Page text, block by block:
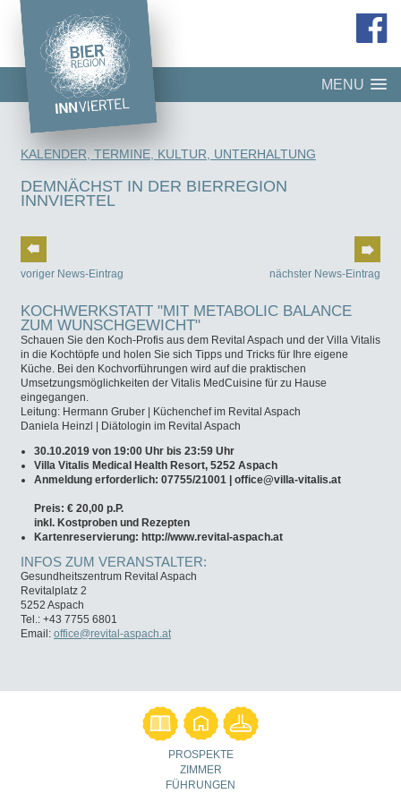
MENU
KALENDER, TERMINE, KULTUR, UNTERHALTUNG
DEMNÄCHST IN DER BIERREGION
INNVIERTEL
voriger News-Eintrag nächster News-Eintrag
KOCHWERKSTATT "MIT METABOLIC BALANCE
ZUM WUNSCHGEWICHT"
Schauen Sie den Koch-Profis aus dem Revital Aspach und der Villa Vitalis
in die Kochtöpfe und holen Sie sich Tipps und Tricks für Ihre eigene
Küche. Bei den Kochvorführungen wird auf die praktischen
Umsetzungsmöglichkeiten der Vitalis MedCuisine für zu Hause
eingegangen.
Leitung: Hermann Gruber | Küchenchef im Revital Aspach
Daniela Heinzl | Diätologin im Revital Aspach
30.10.2019 von 19:00 Uhr bis 23:59 Uhr
Villa Vitalis Medical Health Resort, 5252 Aspach
Anmeldung erforderlich: 07755/21001 | office@villa-vitalis.at
Preis: € 20,00 p.P.
inkl. Kostproben und Rezepten
Kartenreservierung: http://www.revital-aspach.at
INFOS ZUM VERANSTALTER:
Gesundheitszentrum Revital Aspach
Revitalplatz 2
5252 Aspach
Tel.: +43 7755 6801
Email: office@revital-aspach.at
PROSPEKTE
ZIMMER
FÜHRUNGEN